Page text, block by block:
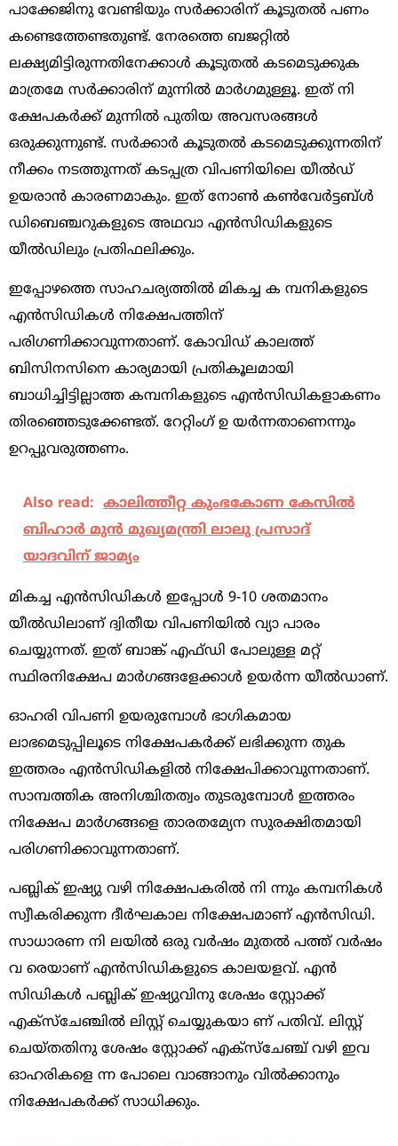
പാക്കേജിനു വേണ്ടിയും സര്‍ക്കാരിന്‌ കൂടുതല്‍ പണം
കണ്ടെത്തേണ്ടതുണ്ട്‌. നേരത്തെ ബജറ്റില്‍
ലക്ഷ്യമിട്ടിരുന്നതിനേക്കാള്‍ കൂടുതല്‍ കടമെടുക്കുക
മാത്രമേ സര്‍ക്കാരിന്‌ മുന്നില്‍ മാര്‍ഗമുള്ളൂ. ഇത്‌ നി
ക്ഷേപകര്‍ക്ക്‌ മുന്നില്‍ പുതിയ അവസരങ്ങള്‍
ഒരുക്കുന്നുണ്ട്‌. സര്‍ക്കാര്‍ കൂടുതല്‍ കടമെടുക്കുന്നതിന്‌
നീക്കം നടത്തുന്നത്‌ കടപ്പത്ര വിപണിയിലെ യീല്‍ഡ്‌
ഉയരാന്‍ കാരണമാകും. ഇത്‌ നോണ്‍ കണ്‍വേര്‍ട്ടബ്‌ള്‍
ഡിബെഞ്ചറുകളുടെ അഥവാ എന്‍സിഡികളുടെ
യീല്‍ഡിലും പ്രതിഫലിക്കും.
ഇപ്പോഴത്തെ സാഹചര്യത്തില്‍ മികച്ച ക മ്പനികളുടെ
എന്‍സിഡികള്‍ നിക്ഷേപത്തിന്‌
പരിഗണിക്കാവുന്നതാണ്‌. കോവിഡ്‌ കാലത്ത്‌
ബിസിനസിനെ കാര്യമായി പ്രതികൂലമായി
ബാധിച്ചിട്ടില്ലാത്ത കമ്പനികളുടെ എന്‍സിഡികളാകണം
തിരഞ്ഞെടുക്കേണ്ടത്‌. റേറ്റിംഗ്‌ ഉ യര്‍ന്നതാണെന്നും
ഉറപ്പുവരുത്തണം.
Also read: കാലിത്തീറ്റ കുംഭകോണ കേസില്‍
ബിഹാര്‍ മുന്‍ മുഖ്യമന്ത്രി ലാലു പ്രസാദ്
യാദവിന് ജാമ്യം
മികച്ച എന്‍സിഡികള്‍ ഇപ്പോള്‍ 9-10 ശതമാനം
യീല്‍ഡിലാണ്‌ ദ്വിതീയ വിപണിയില്‍ വ്യാ പാരം
ചെയ്യുന്നത്‌. ഇത്‌ ബാങ്ക്‌ എഫ്‌ഡി പോലുള്ള മറ്റ്‌
സ്ഥിരനിക്ഷേപ മാര്‍ഗങ്ങളേക്കാള്‍ ഉയര്‍ന്ന യീല്‍ഡാണ്‌.
ഓഹരി വിപണി ഉയരുമ്പോള്‍ ഭാഗികമായ
ലാഭമെടുപ്പിലൂടെ നിക്ഷേപകര്‍ക്ക്‌ ലഭിക്കുന്ന തുക
ഇത്തരം എന്‍സിഡികളില്‍ നിക്ഷേപിക്കാവുന്നതാണ്‌.
സാമ്പത്തിക അനിശ്ചിതത്വം തുടരുമ്പോള്‍ ഇത്തരം
നിക്ഷേപ മാര്‍ഗങ്ങളെ താരതമ്യേന സുരക്ഷിതമായി
പരിഗണിക്കാവുന്നതാണ്‌.
പബ്ലിക്‌ ഇഷ്യു വഴി നിക്ഷേപകരില്‍ നി ന്നും കമ്പനികള്‍
സ്വീകരിക്കുന്ന ദീര്‍ഘകാല നിക്ഷേപമാണ്‌ എന്‍സിഡി.
സാധാരണ നി ലയില്‍ ഒരു വര്‍ഷം മുതല്‍ പത്ത്‌ വര്‍ഷം
വ രെയാണ്‌ എന്‍സിഡികളുടെ കാലയളവ്‌. എന്‍
സിഡികള്‍ പബ്ലിക്‌ ഇഷ്യുവിനു ശേഷം സ്റ്റോക്ക്‌
എക്‌സ്‌ചേഞ്ചില്‍ ലിസ്റ്റ്‌ ചെയ്യുകയാ ണ്‌ പതിവ്‌. ലിസ്റ്റ്‌
ചെയ്‌തതിനു ശേഷം സ്റ്റോക്ക്‌ എക്‌സ്‌ചേഞ്ച്‌ വഴി ഇവ
ഓഹരികളെ ന്ന പോലെ വാങ്ങാനും വില്‍ക്കാനും
നിക്ഷേപകര്‍ക്ക്‌ സാധിക്കും.